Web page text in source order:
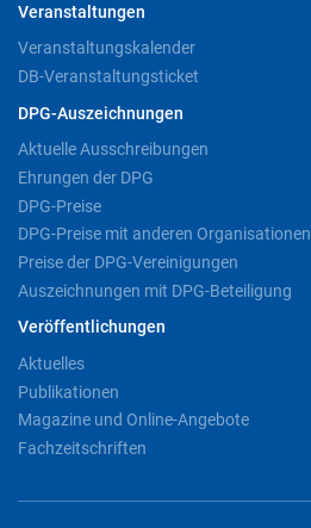
Veranstaltungen
Veranstaltungskalender
DB-Veranstaltungsticket
DPG-Auszeichnungen
Aktuelle Ausschreibungen
Ehrungen der DPG
DPG-Preise
DPG-Preise mit anderen Organisationen
Preise der DPG-Vereinigungen
Auszeichnungen mit DPG-Beteiligung
Veröffentlichungen
Aktuelles
Publikationen
Magazine und Online-Angebote
Fachzeitschriften